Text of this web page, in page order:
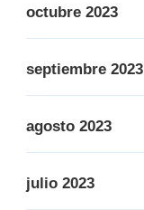
octubre 2023
septiembre 2023
agosto 2023
julio 2023